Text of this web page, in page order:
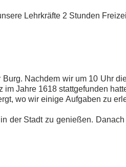
Lehrkräfte 2 Stunden
Nachdem wir um 10 Uhr
Jahre 1618 stattgefunden
wo wir einige Aufgaben zu
der Stadt zu genießen.